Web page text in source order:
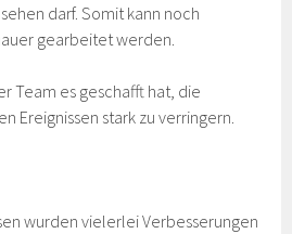
darf. Somit kann noch
gearbeitet werden.
Team es geschafft hat, die
Ereignissen stark zu verringern.
wurden vielerlei Verbesserungen